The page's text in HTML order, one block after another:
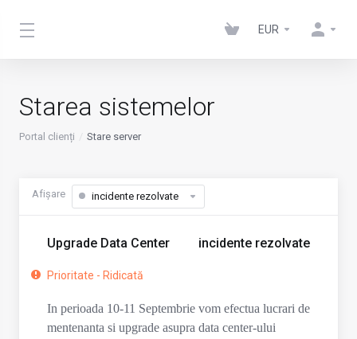
EUR
Starea sistemelor
Portal clienți Stare server
Afișare incidente rezolvate
Upgrade Data Center incidente rezolvate
Prioritate - Ridicată
In perioada 10-11 Septembrie vom efectua lucrari de
mentenanta si upgrade asupra data center-ului